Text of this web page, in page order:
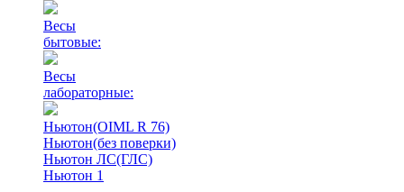
Весы
бытовые:
Весы
лабораторные:
Ньютон(OIML R 76)
Ньютон(без поверки)
Ньютон ЛС(ГЛС)
Ньютон 1